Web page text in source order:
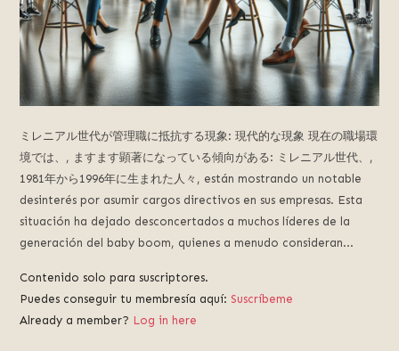
タ
ル
ラ
ッ
ト
フ
ム,
未
来
の
知
能
ミレニアル世代が管理職に抵抗する現象: 現代的な現象 現在の職場環
境では、, ますます顕著になっている傾向がある: ミレニアル世代、,
1981年から1996年に生まれた人々, están mostrando un notable
desinterés por asumir cargos directivos en sus empresas. Esta
situación ha dejado desconcertados a muchos líderes de la
generación del baby boom, quienes a menudo consideran...
Contenido solo para suscriptores.
Puedes conseguir tu membresía aquí: Suscríbeme
Already a member? Log in here